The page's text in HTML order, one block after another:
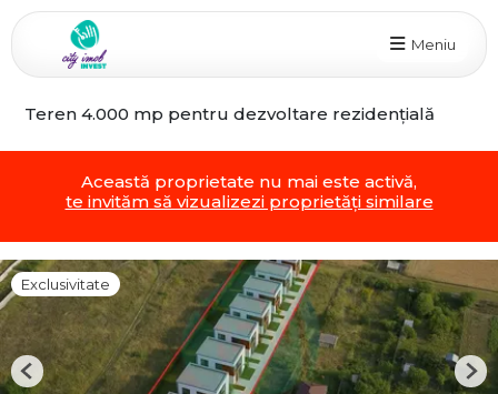
Meniu
Teren 4.000 mp pentru dezvoltare rezidențială
Această proprietate nu mai este activă,
te invităm să vizualizezi proprietăți similare
Exclusivitate
Previous